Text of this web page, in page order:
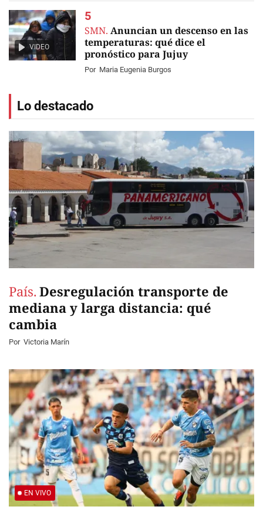
VIDEO
SMN. Anuncian un descenso en las
temperaturas: qué dice el
pronóstico para Jujuy
Por Maria Eugenia Burgos
Lo destacado
País. Desregulación transporte de
mediana y larga distancia: qué
cambia
Por Victoria Marín
EN VIVO